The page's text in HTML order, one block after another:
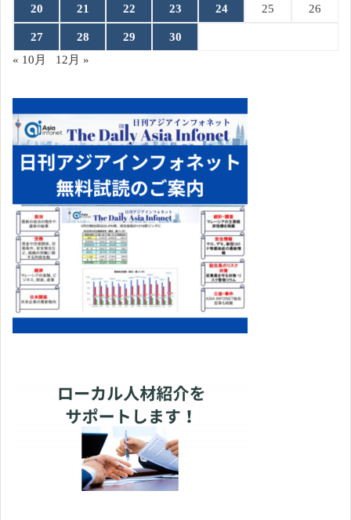
20 21 22 23 24 25 26
27 28 29
30
« 10月
12月 »